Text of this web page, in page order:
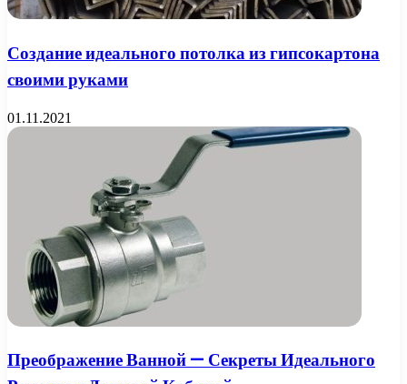
Создание идеального потолка из гипсокартона
своими руками
01.11.2021
Преображение Ванной — Секреты Идеального